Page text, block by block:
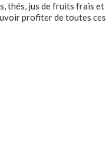
thés, jus de fruits frais et
profiter de toutes ces